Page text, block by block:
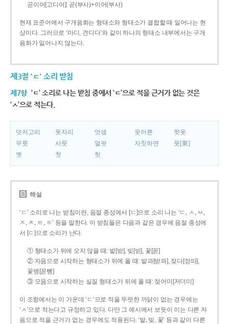
곧이어[고디어]: 곧(부사)+이어(부사)
현재 표준어에서 구개음화는 형태소와 형태소가 결합할 때 일어나는 현
상이다. 그러므로 ‘마디, 견디다’와 같이 하나의 형태소 내부에서는 구개
음화가 일어나지 않는다.
제3절 'ㄷ' 소리 받침
제7항 ‘ㄷ’ 소리로 나는 받침 중에서 ‘ㄷ’으로 적을 근거가 없는 것은
‘ㅅ’으로 적는다.
덧저고리 돗자리 엇셈 웃어른
핫옷
무릇
사뭇 얼핏 자칫하면
뭇[衆]
옛
첫 헛
해설
‘ㄷ’ 소리로 나는 받침이란, 음절 종성에서 [ㄷ]으로 소리 나는 ‘ㄷ, ㅅ, ㅆ,
ㅈ, ㅊ, ㅌ, ㅎ’ 등을 말한다. 이 받침들은 다음과 같은 경우에 음절 종성에
서 [ㄷ]으로 소리가 난다.
① 형태소가 뒤에 오지 않을 때: 밭[받], 빚[빋], 꽃[꼳]
② 자음으로 시작하는 형태소가 뒤에 올 때: 밭과[받꽈], 젖다[젇따],
꽃병[꼳뼝]
③ 모음으로 시작하는 실질 형태소가 뒤에 올 때: 젖어미[저더미]
이 조항에서는 이 가운데 ‘ㄷ’으로 적을 뚜렷한 까닭이 없는 경우에는
‘ㅅ’으로 적는다고 규정하고 있다. 다만 그 예시에서 보듯이 이는 다른 자
음으로 적을 근거가 없는 경우에도 적용된다. ‘밭, 빚, 꽃’ 등과 같이 다른